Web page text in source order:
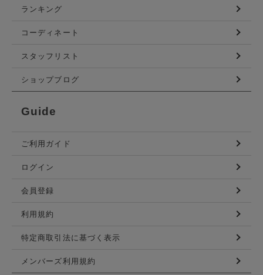
ランキング
コーディネート
スタッフリスト
ショップブログ
Guide
ご利用ガイド
ログイン
会員登録
利用規約
特定商取引法に基づく表示
メンバーズ利用規約